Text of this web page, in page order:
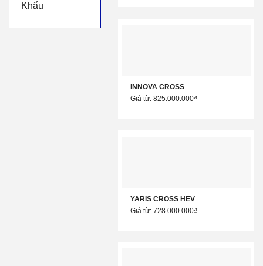
Khẩu
INNOVA CROSS
Giá từ: 825.000.000₫
YARIS CROSS HEV
Giá từ: 728.000.000₫